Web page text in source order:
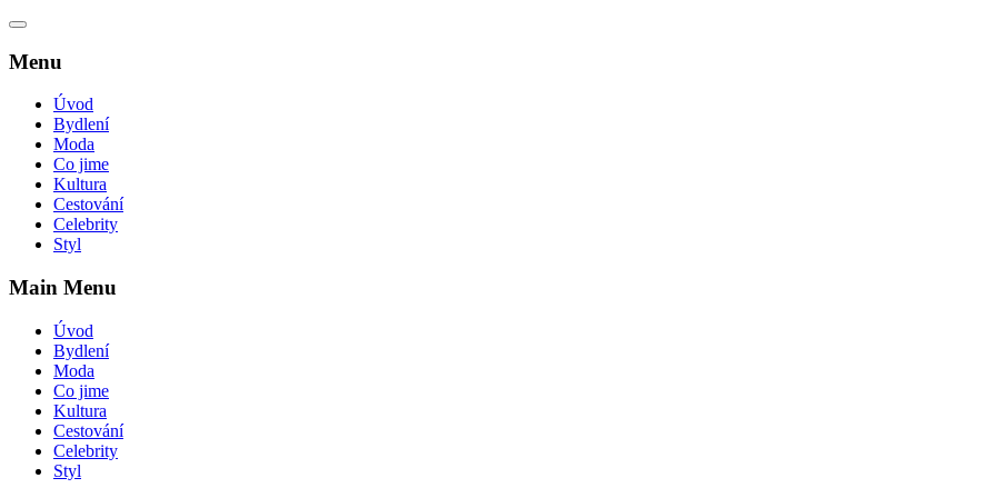
Menu
Úvod
Bydlení
Moda
Co jime
Kultura
Cestování
Celebrity
Styl
Main Menu
Úvod
Bydlení
Moda
Co jime
Kultura
Cestování
Celebrity
Styl